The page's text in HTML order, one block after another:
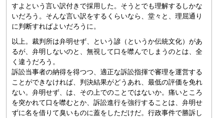
すよという言い訳付きで採用した。そうとでも理解するしかな
いだろう。そんな言い訳をするくらいなら、堂々と、理屈通り
に判断すればよいだろうに。
以上。裁判所は弁明せず、という諺（というか伝統文化）があ
るが、弁明しないのと、無視して口を噤んでしまうのとは、全
く違うだろう。
訴訟当事者の納得を得つつ、適正な訴訟指揮で審理を運営する
ことができなければ、判決結果がどうあれ、最低の評価を免れ
ない。弁明せず、は、その上でのことではないか。痛いところ
を突かれて口を噤むとか、訴訟進行を強行することは、弁明せ
ずに名を借りて臭いものに蓋をしただけだ。行政事件で勝訴し